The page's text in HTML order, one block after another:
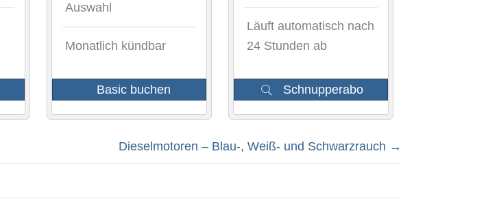
Auswahl
Monatlich kündbar
Basic buchen
Läuft automatisch nach
24 Stunden ab
Schnupperabo
Dieselmotoren – Blau-, Weiß- und Schwarzrauch →